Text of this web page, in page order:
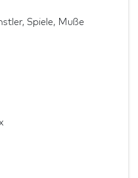
Spiele, Muße